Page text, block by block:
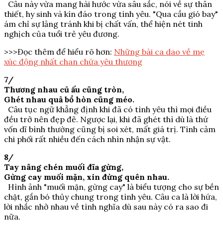
Câu này vừa mang hài hước vừa sâu sắc, nói về sự thân
thiết, hy sinh và kín đáo trong tình yêu. "Qua cầu gió bay"
ám chỉ sự lảng tránh khi bị chất vấn, thể hiện nét tinh
nghịch của tuổi trẻ yêu đương.
>>>Đọc thêm để hiểu rõ hơn: Những bài ca dao về mẹ
xúc động nhất chan chứa yêu thương
7/
Thương nhau củ ấu cũng tròn,
Ghét nhau quả bồ hòn cũng méo.
Câu tục ngữ khẳng định khi đã có tình yêu thì mọi điều
đều trở nên đẹp đẽ. Ngược lại, khi đã ghét thì dù là thứ
vốn dĩ bình thường cũng bị soi xét, mất giá trị. Tình cảm
chi phối rất nhiều đến cách nhìn nhận sự vật.
8/
Tay nâng chén muối đĩa gừng,
Gừng cay muối mặn, xin đừng quên nhau.
Hình ảnh "muối mặn, gừng cay" là biểu tượng cho sự bền
chặt, gắn bó thủy chung trong tình yêu. Câu ca là lời hứa,
lời nhắc nhở nhau về tình nghĩa dù sau này có ra sao đi
nữa.